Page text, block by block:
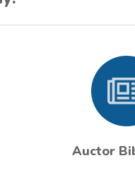
Auctor